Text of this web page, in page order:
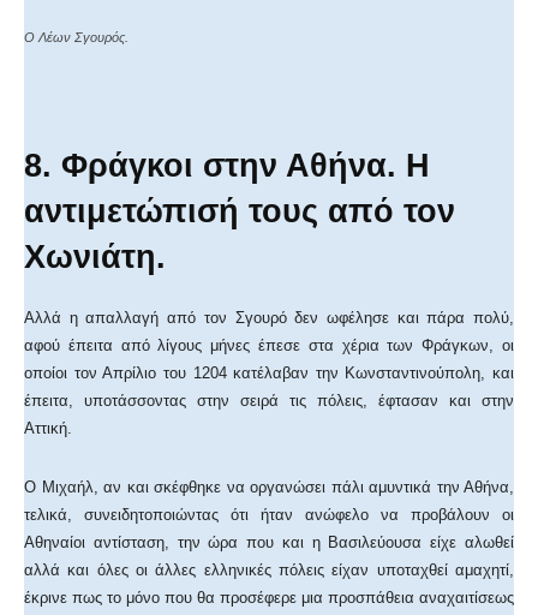
Ο Λέων Σγουρός.
8. Φράγκοι στην Αθήνα. Η
αντιμετώπισή τους από τον
Χωνιάτη.
Αλλά η απαλλαγή από τον Σγουρό δεν ωφέλησε και πάρα πολύ,
αφού έπειτα από λίγους μήνες έπεσε στα χέρια των Φράγκων, οι
οποίοι τον Απρίλιο του 1204 κατέλαβαν την Κωνσταντινούπολη, και
έπειτα, υποτάσσοντας στην σειρά τις πόλεις, έφτασαν και στην
Αττική.
Ο Μιχαήλ, αν και σκέφθηκε να οργανώσει πάλι αμυντικά την Αθήνα,
τελικά, συνειδητοποιώντας ότι ήταν ανώφελο να προβάλουν οι
Αθηναίοι αντίσταση, την ώρα που και η Βασιλεύουσα είχε αλωθεί
αλλά και όλες οι άλλες ελληνικές πόλεις είχαν υποταχθεί αμαχητί,
έκρινε πως το μόνο που θα προσέφερε μια προσπάθεια αναχαιτίσεως